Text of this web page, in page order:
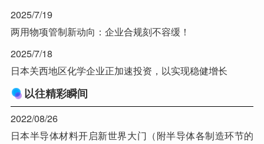
2025/7/19
两用物项管制新动向：企业合规刻不容缓！
2025/7/18
日本关西地区化学企业正加速投资，以实现稳健增长
以往精彩瞬间
2022/08/26
日本半导体材料开启新世界大门（附半导体各制造环节的